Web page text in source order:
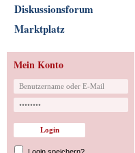
Diskussionsforum
Marktplatz
Mein Konto